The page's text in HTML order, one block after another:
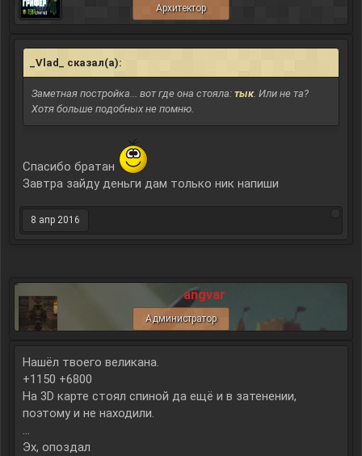
Архитектор
_Vlad_ сказал(а):
Заметная постройка... вот где она стояла: тык. Или не та?
Хотя больше подобных не помню.
Спасибо братан
Завтра зайду деньги дам только ник напиши
8 апр 2016
angvar
Администратор
Нашёл твоего великана.
+1150 +6800
На 3D карте стоял спиной да ещё и в затенении,
поэтому и не находили.
...
Эх, опоздал